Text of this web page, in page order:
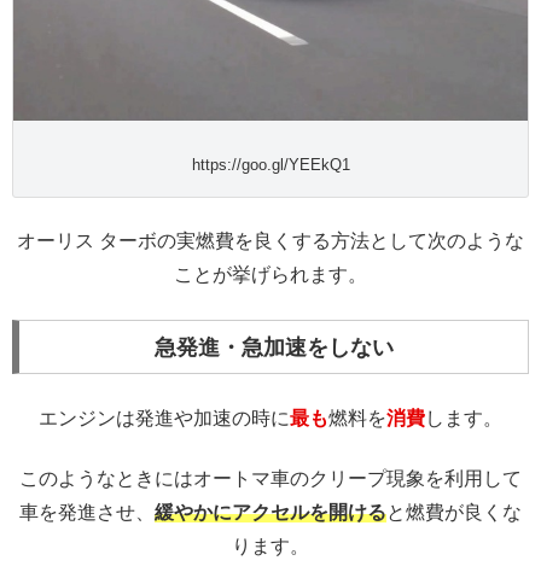
https://goo.gl/YEEkQ1
オーリス ターボの実燃費を良くする方法として次のような
ことが挙げられます。
急発進・急加速をしない
エンジンは発進や加速の時に最も燃料を消費します。
このようなときにはオートマ車のクリープ現象を利用して
車を発進させ、 緩やかにアクセルを開けると燃費が良くな
ります。